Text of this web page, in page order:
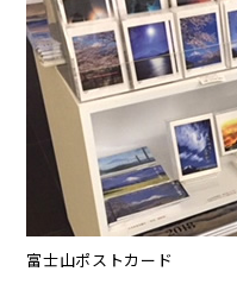
富士山ポストカード